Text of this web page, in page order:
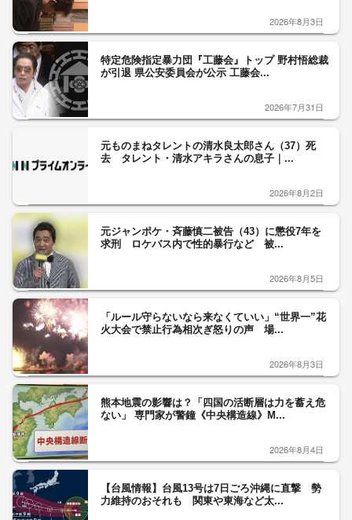
【台風情報】台風13号は7日ごろ沖縄に直撃 勢
2026年8月3日
「うわ、生きてる」動くアニサキス25匹 酢やワ
2026年8月6日
【台風情報】トリプル台風の可能性 熱帯低気
圧“台風のたまご”発生 日本の南には台...
2026年8月5日
「簡単にブレーキが利くわけではない」10トン積
2026年7月31日
愛子さま三重県入り クリーム色の装いで集まっ
た人たちに笑顔で手を振られる あす伊...
2026年8月1日
ライオン3頭が相次ぎ死ぬ 猛暑影響か 18頭の
2026年8月3日